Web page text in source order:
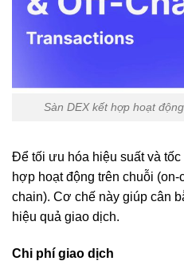
Sàn DEX kết hợp hoạt
Để tối ưu hóa hiệu suất và
hợp hoạt động trên chuỗi
chain). Cơ chế này giúp cân
hiệu quả giao dịch.
Chi phí giao dịch